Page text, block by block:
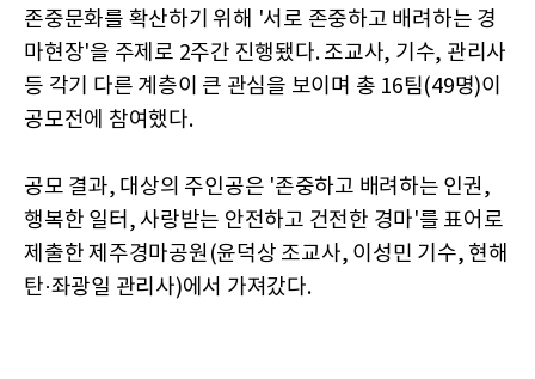
존중문화를 확산하기 위해 '서로 존중하고 배려하는 경
마현장'을 주제로 2주간 진행됐다. 조교사, 기수, 관리사
등 각기 다른 계층이 큰 관심을 보이며 총 16팀(49명)이
공모전에 참여했다.
공모 결과, 대상의 주인공은 '존중하고 배려하는 인권,
행복한 일터, 사랑받는 안전하고 건전한 경마'를 표어로
제출한 제주경마공원(윤덕상 조교사, 이성민 기수, 현해
탄·좌광일 관리사)에서 가져갔다.